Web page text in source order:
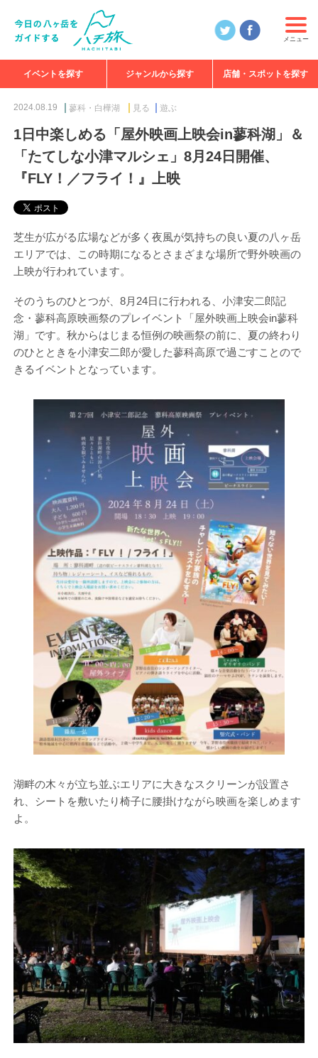
メニュー
イベントを探す ジャンルから探す 店舗・スポットを探す
2024.08.19 蓼科・白樺湖 見る 遊ぶ
1日中楽しめる「屋外映画上映会in蓼科湖」＆
「たてしな小津マルシェ」8月24日開催、
『FLY！／フライ！』上映
芝生が広がる広場などが多く夜風が気持ちの良い夏の八ヶ岳
エリアでは、この時期になるとさまざまな場所で野外映画の
上映が行われています。
そのうちのひとつが、8月24日に行われる、小津安二郎記
念・蓼科高原映画祭のプレイベント「屋外映画上映会in蓼科
湖」です。秋からはじまる恒例の映画祭の前に、夏の終わり
のひとときを小津安二郎が愛した蓼科高原で過ごすことので
きるイベントとなっています。
湖畔の木々が立ち並ぶエリアに大きなスクリーンが設置さ
れ、シートを敷いたり椅子に腰掛けながら映画を楽しめます
よ。